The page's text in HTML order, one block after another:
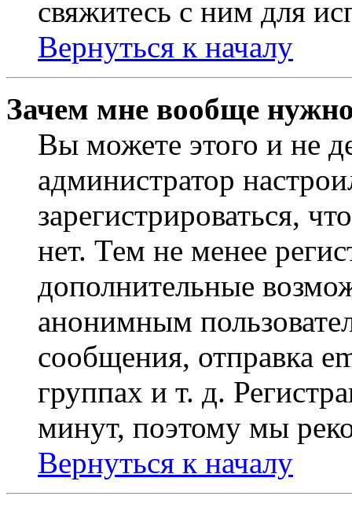
свяжитесь с ним для
Вернуться к началу
Зачем мне вообще
Вы можете этого и не
администратор
зарегистрироваться,
нет. Тем не менее
дополнительные
анонимным
сообщения, отправка
группах и т. д.
минут, поэтому мы
Вернуться к началу